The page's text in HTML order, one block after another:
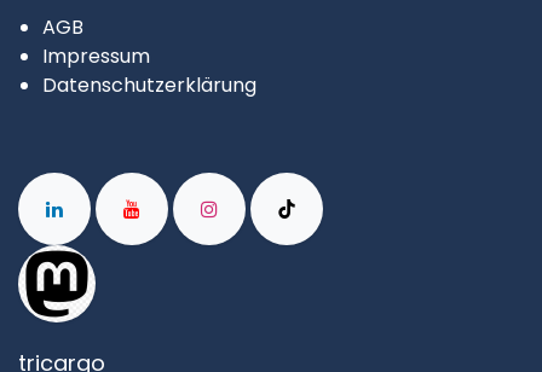
AGB
Impressum
Datenschutzerklärung
tricargo